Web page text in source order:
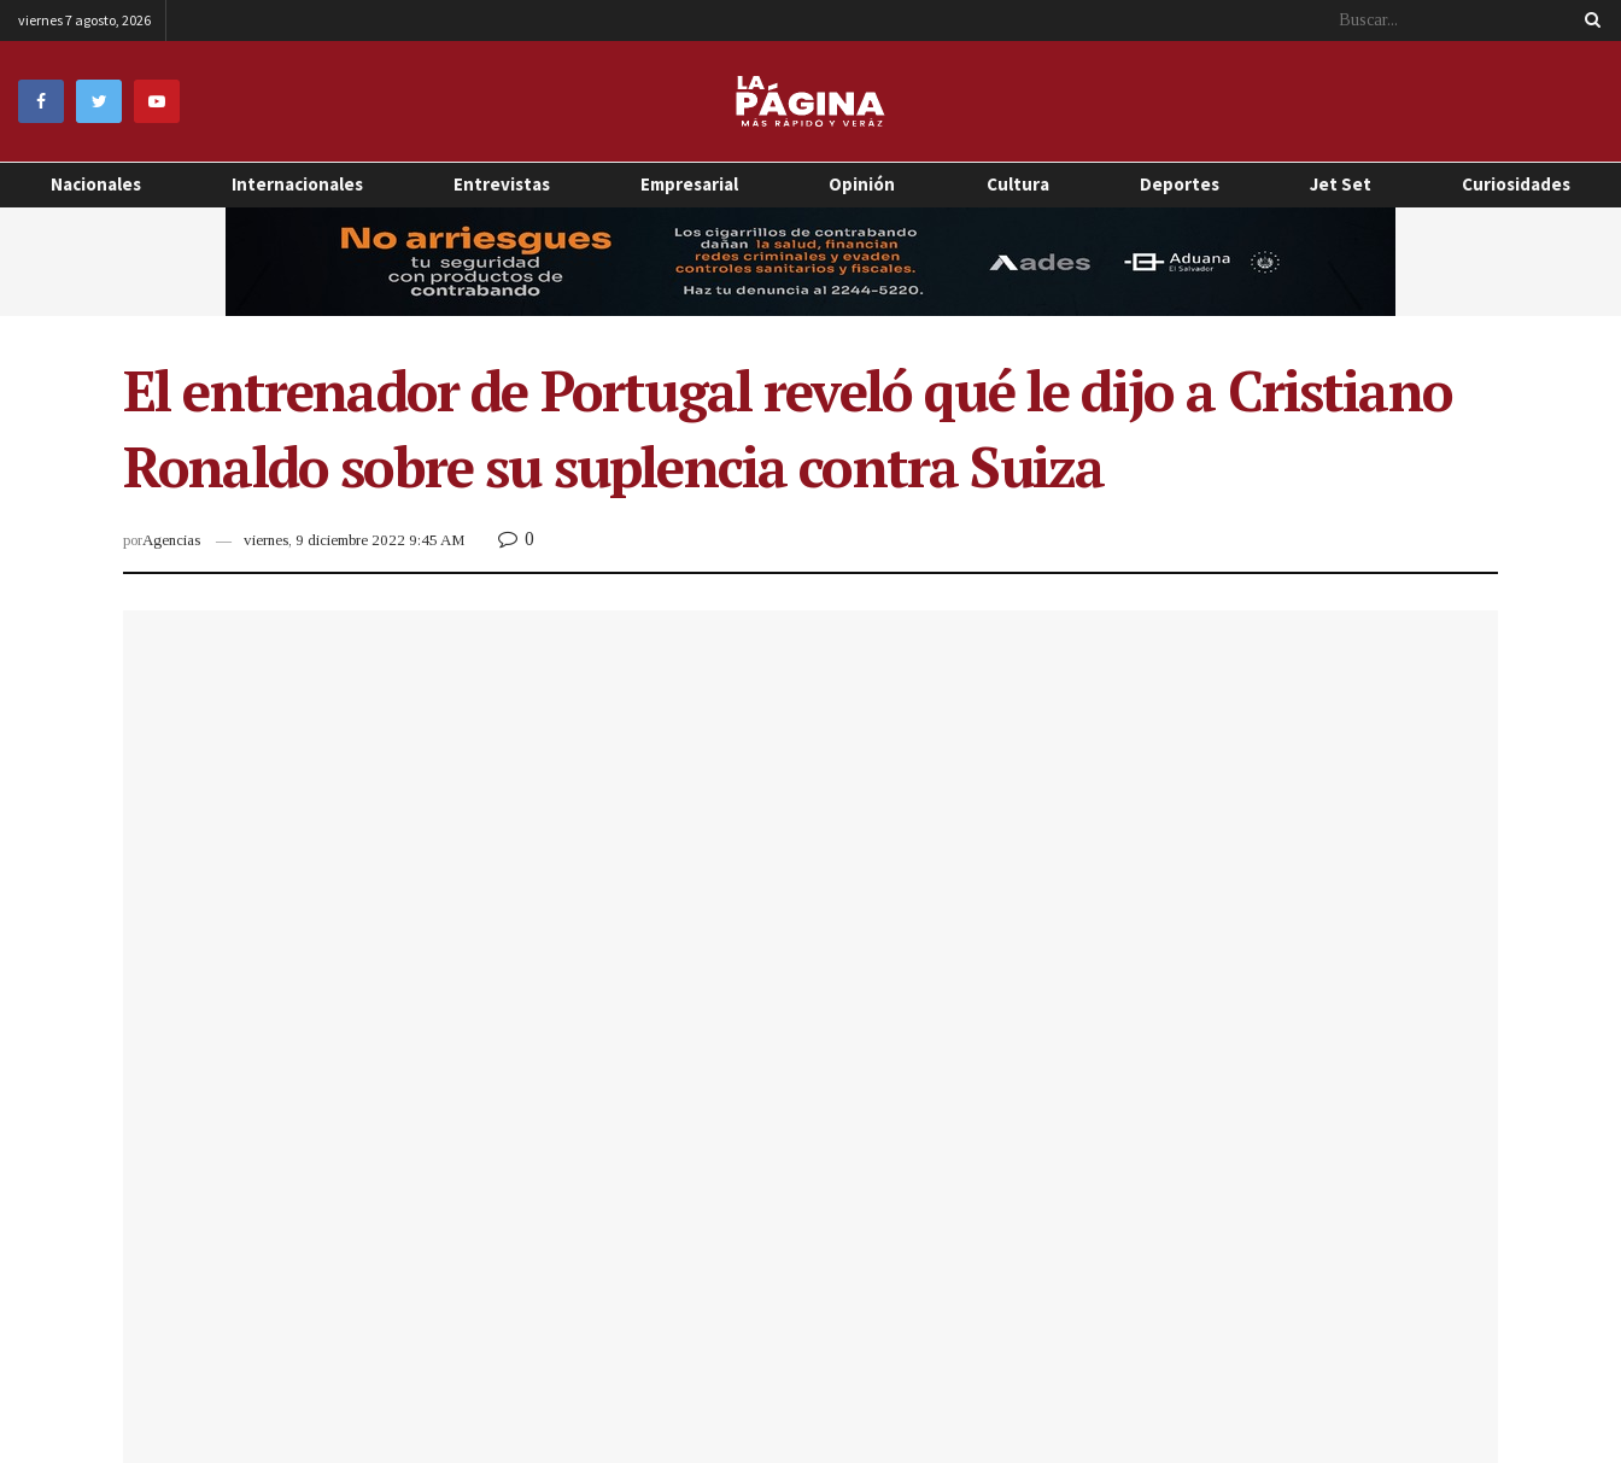
viernes 7 agosto, 2026
Nacionales Internacionales Entrevistas Empresarial Opinión Cultura Deportes Jet Set Curiosidades
El entrenador de Portugal reveló qué le dijo a Cristiano
Ronaldo sobre su suplencia contra Suiza
porAgencias viernes, 9 diciembre 2022 9:45 AM 0